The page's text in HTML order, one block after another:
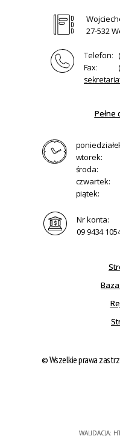
27-532
Telefon:
Fax:
wtorek:
środa:
czwartek:
piątek:
Nr konta:
09 9434
© Wszelkie prawa
WALIDACJA: